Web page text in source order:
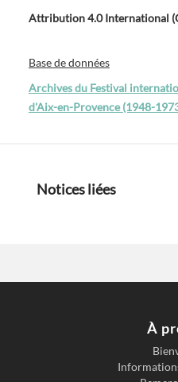
Attribution 4.0 International
Base de données
Archives du Festival
d'Aix-en-Provence (1948-
Notices liées
À